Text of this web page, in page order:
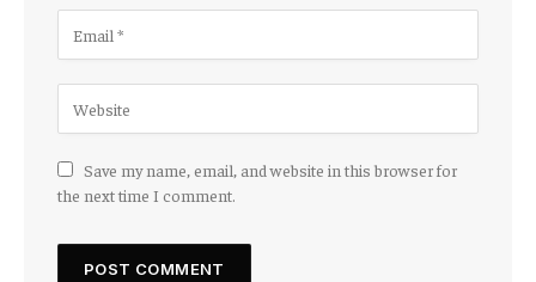
Save my name, email, and website in this browser for
the next time I comment.